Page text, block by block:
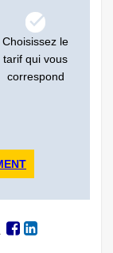
Choisissez le
tarif qui vous
correspond